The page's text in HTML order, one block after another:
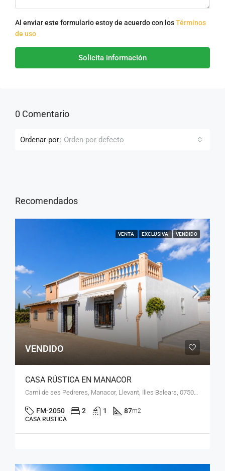
Al enviar este formulario estoy de acuerdo con losTérminos
de uso
Solicita información
0 Comentario
Ordenar por: Orden por defecto
Recomendados
VENTA EXCLUSIVA VENDIDO
VENDIDO
CASA RÚSTICA EN MANACOR
Camí de ses Pedreres, Manacor, Llevant, Illes Balears, 07500, España
FM-2050 2 1 87m2
CASA RUSTICA